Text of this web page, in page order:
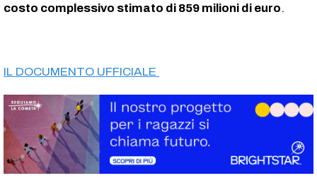
costo complessivo stimato di 859 milioni di euro.
IL DOCUMENTO UFFICIALE